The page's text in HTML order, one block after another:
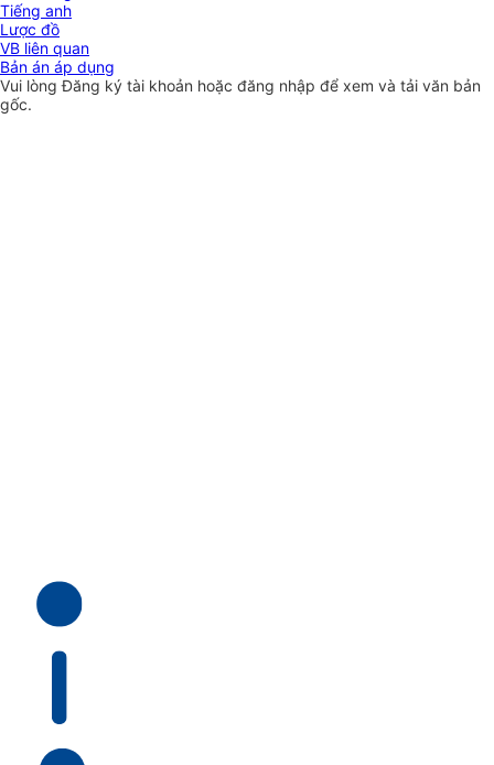
Tiếng anh
Lược đồ
VB liên quan
Bản án áp dụng
Vui lòngĐăng ký tài khoản hoặc đăng nhập để xem và tải văn bản
gốc.